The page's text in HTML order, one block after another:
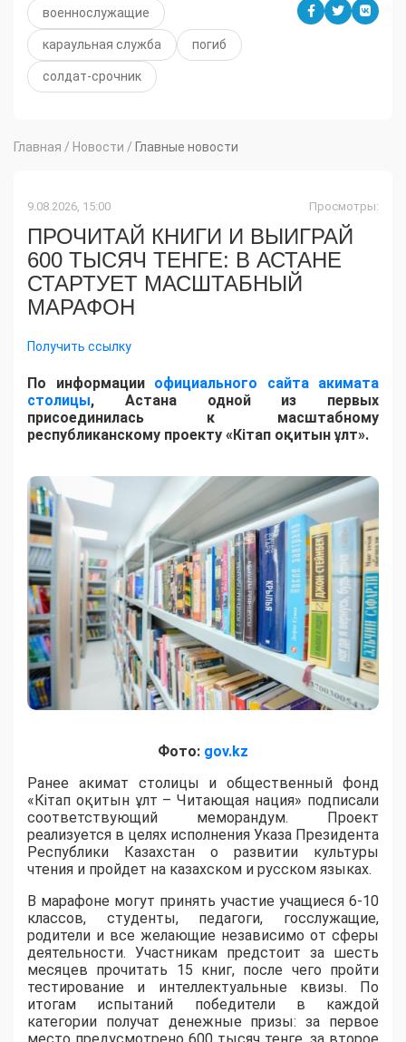
военнослужащие
караульная служба погиб
солдат-срочник
Главная / Новости / Главные новости
9.08.2026, 15:00 Просмотры:
ПРОЧИТАЙ КНИГИ И ВЫИГРАЙ
600 ТЫСЯЧ ТЕНГЕ: В АСТАНЕ
СТАРТУЕТ МАСШТАБНЫЙ
МАРАФОН
Получить ссылку
По информации официального сайта акимата
столицы, Астана одной из первых
присоединилась к масштабному
республиканскому проекту «Кітап оқитын ұлт».
Фото: gov.kz
Ранее акимат столицы и общественный фонд
«Кітап оқитын ұлт – Читающая нация» подписали
соответствующий меморандум. Проект
реализуется в целях исполнения Указа Президента
Республики Казахстан о развитии культуры
чтения и пройдет на казахском и русском языках.
В марафоне могут принять участие учащиеся 6-10
классов, студенты, педагоги, госслужащие,
родители и все желающие независимо от сферы
деятельности. Участникам предстоит за шесть
месяцев прочитать 15 книг, после чего пройти
тестирование и интеллектуальные квизы. По
итогам испытаний победители в каждой
категории получат денежные призы: за первое